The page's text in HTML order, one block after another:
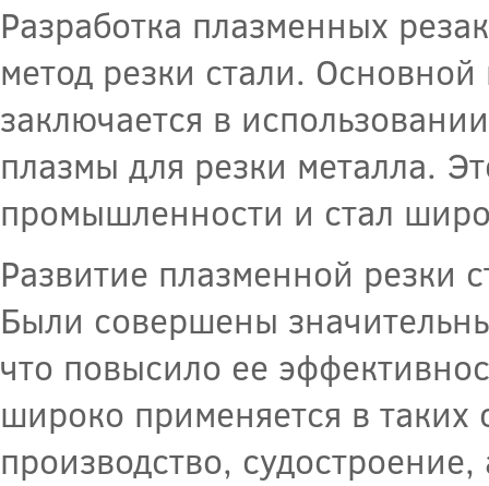
Разработка плазменных
метод резки стали.
заключается в
плазмы для резки металла.
промышленности и стал
Развитие плазменной резки
Были совершены
что повысило ее
широко применяется в таких
производство,